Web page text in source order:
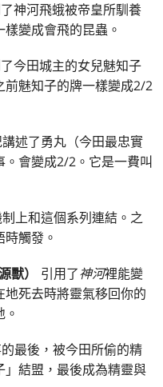
神河飛蛾被帝皇所馴養
變成會飛的昆蟲。
今田城主的女兒魅知子
前魅知子的牌一樣變成2/2
述了勇丸（今田最忠實
會變成2/2。它是一費叫
上和這個系列連結。之
觸發。
獸） 引用了神河裡能變
死去時將靈氣移回你的
最後，被今田所偷的精
結盟，最後成為精靈與